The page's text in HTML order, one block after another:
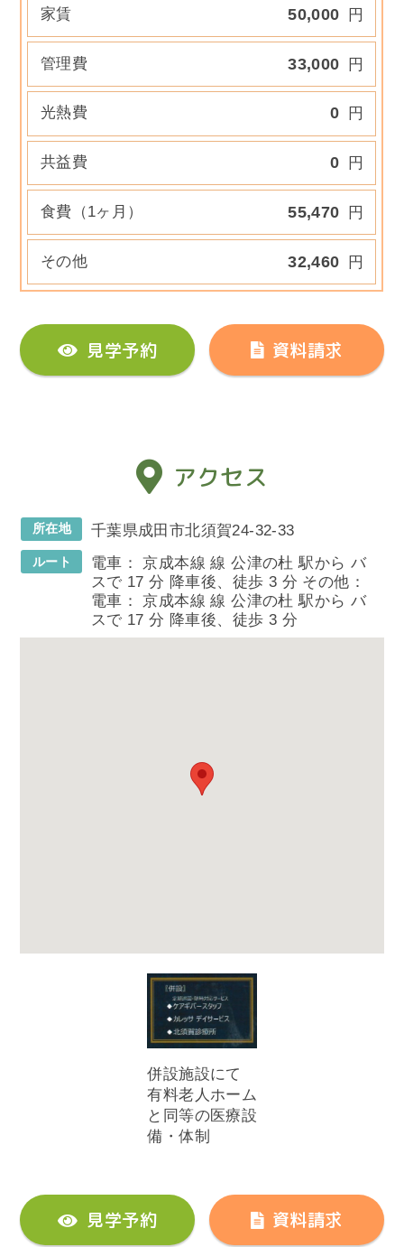
家賃 50,000 円
管理費 33,000 円
光熱費 0 円
共益費 0 円
食費（1ヶ月） 55,470 円
その他 32,460 円
見学予約 資料請求
アクセス
所在地 千葉県成田市北須賀24-32-33
ルート
電車： 京成本線 線 公津の杜 駅から バ
スで 17 分 降車後、徒歩 3 分 その他：
電車： 京成本線 線 公津の杜 駅から バ
スで 17 分 降車後、徒歩 3 分
併設施設にて
有料老人ホーム
と同等の医療設
備・体制
見学予約 資料請求